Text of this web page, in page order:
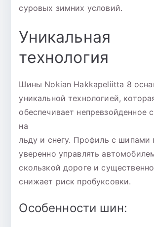
суровых зимних условий.
Уникальная
технология
Шины Nokian Hakkapeliitta 8
уникальной технологией,
обеспечивает непревзойденное
на
льду и снегу. Профиль с шипами
уверенно управлять
скользкой дороге и существенно
снижает риск пробуксовки.
Особенности шин: